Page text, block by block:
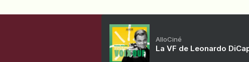
AlloCiné
La VF de Leonardo